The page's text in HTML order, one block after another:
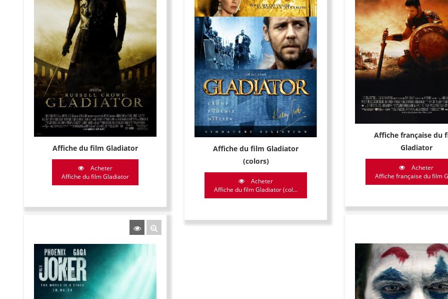
Affiche du film Gladiator
Acheter
Affiche du film Gladiator
Affiche du film Gladiator
(colors)
Acheter
Affiche du film Gladiator (col...
Affiche française du
Gladiator
Acheter
Affiche française du film